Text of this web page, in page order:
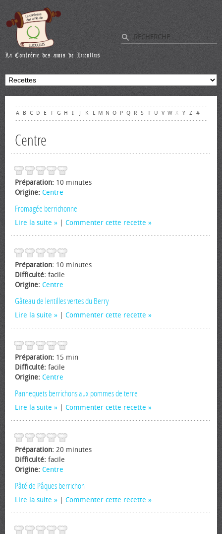
A B C D E F G H I J K L M N O P Q R S T U V W X Y Z #
Centre
Préparation: 10 minutes
Origine: Centre
Fromagée berrichonne
Lire la suite Commenter cette recette
Préparation: 10 minutes
Difficulté: facile
Origine: Centre
Gâteau de lentilles vertes du Berry
Lire la suite Commenter cette recette
Préparation: 15 min
Difficulté: facile
Origine: Centre
Pannequets berrichons aux pommes de terre
Lire la suite Commenter cette recette
Préparation: 20 minutes
Difficulté: facile
Origine: Centre
Pâté de Pâques berrichon
Lire la suite Commenter cette recette